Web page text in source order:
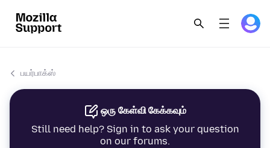
பயர்பாக்ஸ்
ஒரு கேள்வி கேக்கவும்
Still need help? Sign in to ask your question
on our forums.